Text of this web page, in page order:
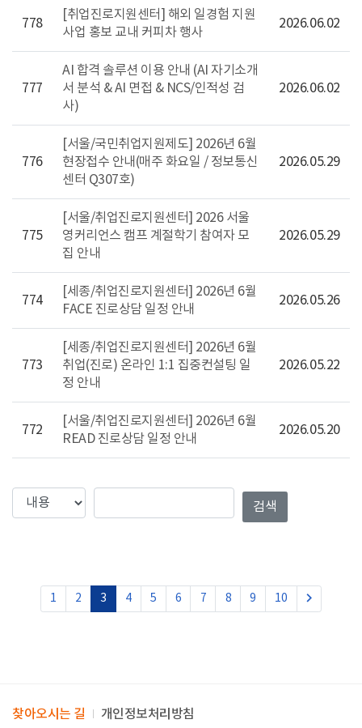
778
[취업진로지원센터] 해외 일경험 지원
사업 홍보 교내 커피차 행사
2026.06.02
777
AI 합격 솔루션 이용 안내 (AI 자기소개
서 분석 & AI 면접 & NCS/인적성 검
사)
2026.06.02
776
[서울/국민취업지원제도] 2026년 6월
현장접수 안내(매주 화요일 / 정보통신
센터 Q307호)
2026.05.29
775
[서울/취업진로지원센터] 2026 서울
영커리언스 캠프 계절학기 참여자 모
집 안내
2026.05.29
774
[세종/취업진로지원센터] 2026년 6월
FACE 진로상담 일정 안내
2026.05.26
773
[세종/취업진로지원센터] 2026년 6월
취업(진로) 온라인 1:1 집중컨설팅 일
정 안내
2026.05.22
772
[서울/취업진로지원센터] 2026년 6월
READ 진로상담 일정 안내
2026.05.20
검색컬럼
검색
1 2 3 4 5 6 7 8 9 10 keyboard_arrow_right
찾아오시는 길 개인정보처리방침